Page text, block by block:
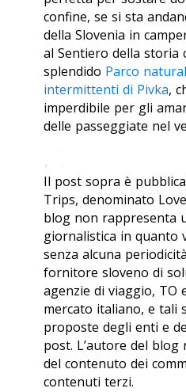
confine, se si sta
della Slovenia in
al Sentiero della storia
splendido Parco
intermittenti di Pivka,
imperdibile per gli
delle passeggiate nel
Il post sopra è
Trips, denominato
blog non rappresenta
giornalistica in quanto
senza alcuna
fornitore sloveno di
agenzie di viaggio, TO
mercato italiano, e tali
proposte degli enti e
post. L’autore del
del contenuto dei
contenuti terzi.